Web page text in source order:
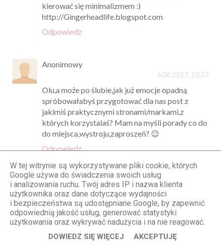
kierować się minimalizmem :)
http://Gingerheadlife.blogspot.com
Odpowiedz
Anonimowy
6.06.2017, 10:27
Olu,a może po ślubie,jak już emocje opadną
spróbowałabyś przygotować dla nas post z
jakimiś praktycznymi stronami/markami,z
których korzystalaś? Mam na myśli porady co do
do miejsca,wystroju,zaproszeń? 😉
Odpowiedz
Sandra
6.06.2017, 14:12
Ja na swoim ślubie nie miałam żadnej biżuterii,
ponieważ... nie przepadam za nią. Nie mniej
jednak u innych pań bardzo mi się ona podoba. :)
W tej witrynie są wykorzystywane pliki cookie, których
Google używa do świadczenia swoich usług
i analizowania ruchu. Twój adres IP i nazwa klienta
użytkownika oraz dane dotyczące wydajności
i bezpieczeństwa są udostępniane Google, by zapewnić
odpowiednią jakość usług, generować statystyki
użytkowania oraz wykrywać nadużycia i na nie reagować.
DOWIEDZ SIĘ WIĘCEJ AKCEPTUJĘ